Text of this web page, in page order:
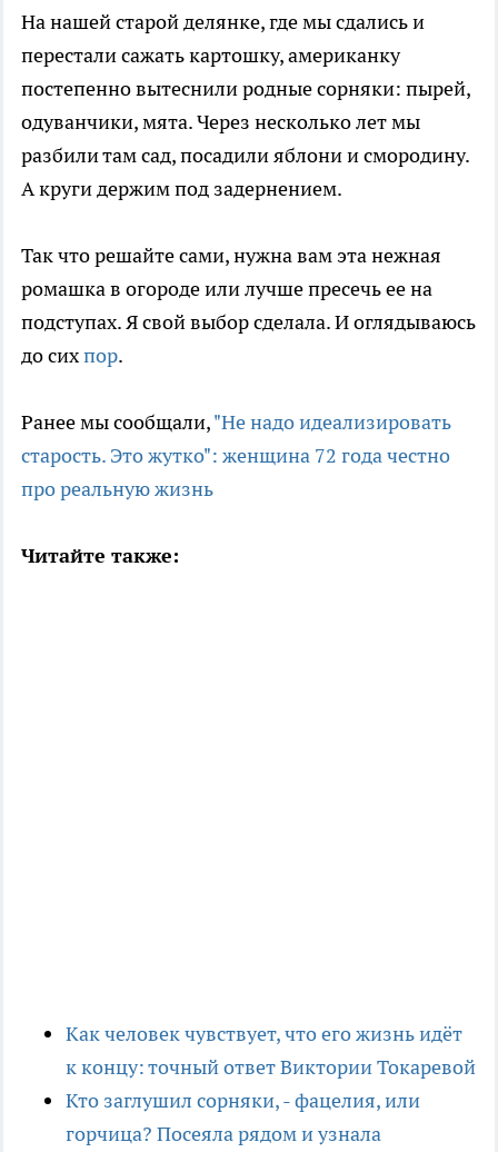
На нашей старой делянке, где мы сдались и
перестали сажать картошку, американку
постепенно вытеснили родные сорняки: пырей,
одуванчики, мята. Через несколько лет мы
разбили там сад, посадили яблони и смородину.
А круги держим под задернением.
Так что решайте сами, нужна вам эта нежная
ромашка в огороде или лучше пресечь ее на
подступах. Я свой выбор сделала. И оглядываюсь
до сихпор.
Ранее мы сообщали,"Не надо идеализировать
старость. Это жутко": женщина 72 года честно
про реальную жизнь
Читайте также:
Как человек чувствует, что его жизнь идёт
к концу: точный ответ Виктории Токаревой
Кто заглушил сорняки, - фацелия, или
горчица? Посеяла рядом и узнала